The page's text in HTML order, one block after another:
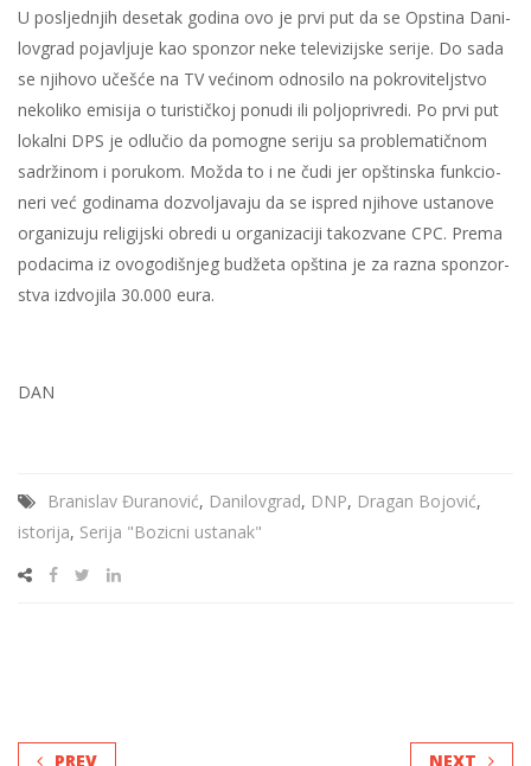
U po­sljed­njih de­se­tak go­di­na ovo je pr­vi put da se Op­sti­na Da­ni­
lov­grad po­ja­vlju­je kao spon­zor ne­ke te­le­vi­zij­ske se­ri­je. Do sa­da
se nji­ho­vo uče­šće na TV ve­ći­nom od­no­si­lo na po­kro­vi­telj­stvo
ne­ko­li­ko emi­si­ja o tu­ri­stič­koj po­nu­di ili po­ljo­pri­vre­di. Po pr­vi put
lo­kal­ni DPS je od­lu­čio da po­mog­ne se­ri­ju sa pro­ble­ma­tič­nom
sa­dr­ži­nom i po­ru­kom. Mo­žda to i ne ču­di jer op­štin­ska funk­ci­o­
ne­ri već go­di­na­ma do­zvo­lja­va­ju da se is­pred nji­ho­ve usta­no­ve
or­ga­ni­zu­ju re­li­gij­ski ob­re­di u or­ga­ni­za­ci­ji ta­ko­zva­ne CPC. Pre­ma
po­da­ci­ma iz ovo­go­di­šnjeg bu­dže­ta op­šti­na je za ra­zna spon­zor­
stva iz­dvo­ji­la 30.000 eura.
DAN
Branislav Đuranović, Danilovgrad, DNP, Dragan Bojović,
istorija, Serija "Bozicni ustanak"
PREV NEXT